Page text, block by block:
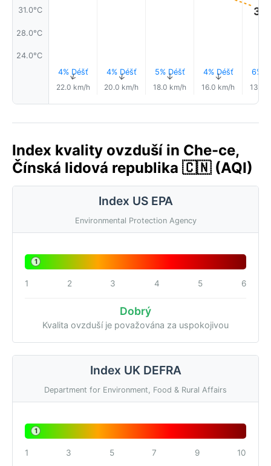
31.0°C
28.0°C
24.0°C
4% Déšť
↑
22.0 km/h
4% Déšť
↑
20.0 km/h
5% Déšť
↑
18.0 km/h
4% Déšť
↑
16.0 km/h
6%
13.0
Index kvality ovzduší in Che-ce,
Čínská lidová republika 🇨🇳 (AQI)
Index US EPA
Environmental Protection Agency
1
1 2 3 4 5 6
Dobrý
Kvalita ovzduší je považována za uspokojivou
Index UK DEFRA
Department for Environment, Food & Rural Affairs
1
1 3 5 7 9 10